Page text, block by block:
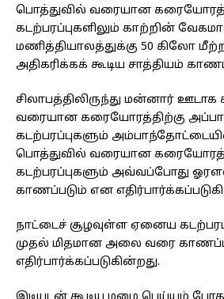
பொத்துவில் வரையான
கடற்பரப்புகளிலும் காற்றின்
மணித்தியாலத்துக்கு 50 கிலோ
அதிகரிக்கக் கூடிய சாத்தியம்
சிலாபத்திலிருந்து மன்னார்
வரையான கரையோரத்திற்கு
கடற்பரப்புகளும்
பொத்துவில் வரையான
கடற்பரப்புகளும் அவ்வப்போது
காணப்படும் என
நாட்டைச் சூழவுள்ள ஏனைய
முதல் மிதமான அலை வரை
எதிர்பார்க்கப்படுகின்றது.